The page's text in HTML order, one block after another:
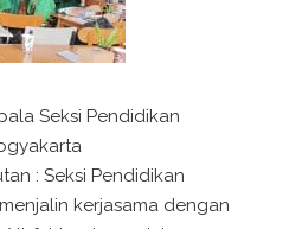
Seksi Pendidikan
: Seksi Pendidikan
kerjasama dengan